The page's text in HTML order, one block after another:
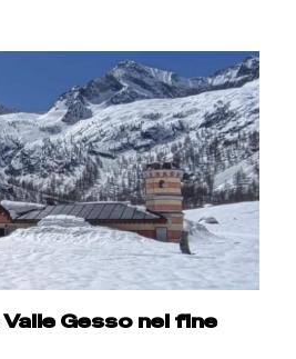
Gesso nel fine